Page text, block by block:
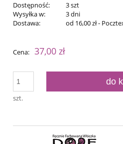
Dostępność:
3 szt
Wysyłka w:
3 dni
Dostawa:
od 16,00 zł-
Cena nie zawiera ewentualnych
Cena: 37,00 zł
szt.
do